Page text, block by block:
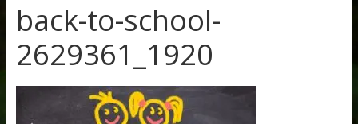
back-to-school-
2629361_1920